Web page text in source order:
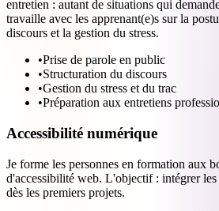
entretien : autant de situations qui
travaille avec les apprenant(e)s sur la
discours et la gestion du stress.
•Prise de parole en public
•Structuration du discours
•Gestion du stress et du trac
•Préparation aux entretiens
Accessibilité numérique
Je forme les personnes en formation aux
d'accessibilité web. L'objectif : intégrer
dès les premiers projets.